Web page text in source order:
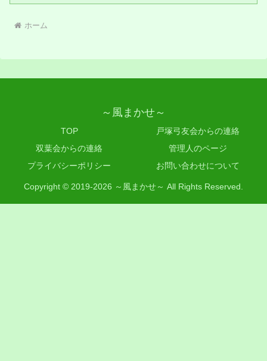
ホーム
～風まかせ～
TOP
戸塚弓友会からの連絡
双葉会からの連絡
管理人のページ
プライバシーポリシー
お問い合わせについて
Copyright © 2019-2026 ～風まかせ～ All Rights Reserved.